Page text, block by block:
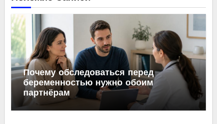
Почему обследоваться перед
беременностью нужно обоим
партнёрам